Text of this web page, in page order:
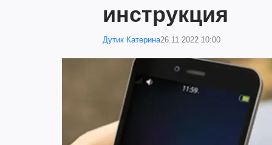
инструкция
Дутик Катерина26.11.2022 10:00